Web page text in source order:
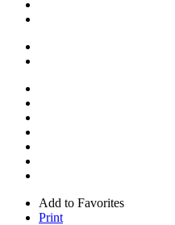
Add to Favorites
Print